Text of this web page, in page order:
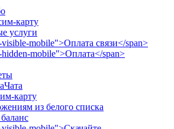
карту
услуги
mobile">Оплата связи</span>
hidden-mobile">Оплата</span>
карту
из белого списка